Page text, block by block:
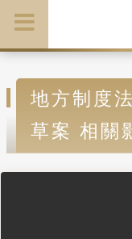
地方制度
草案 相關